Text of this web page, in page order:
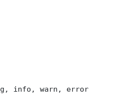
info, warn, error